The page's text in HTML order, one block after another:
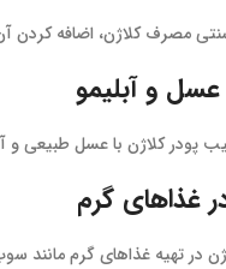
مصرف کلاژن، اضافه کردن
و آبلیمو
پودر کلاژن با عسل طبیعی
غذاهای گرم
در تهیه غذاهای گرم